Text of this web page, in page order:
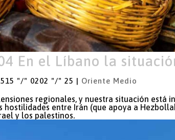
En el Líbano la
"/" 0202 "/" 25 | Oriente Medio
regionales, y nuestra situación está
hostilidades entre Irán (que apoya a
y los palestinos.